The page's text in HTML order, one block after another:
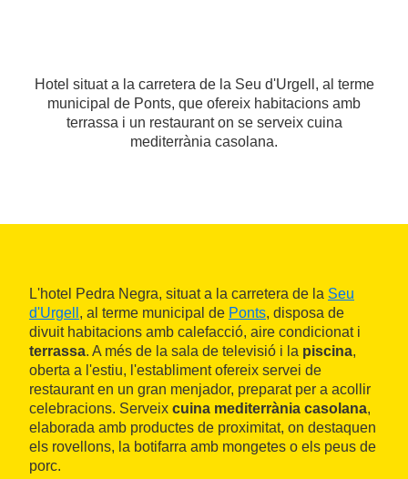
Hotel situat a la carretera de la Seu d'Urgell, al terme
municipal de Ponts, que ofereix habitacions amb
terrassa i un restaurant on se serveix cuina
mediterrània casolana.
L'hotel Pedra Negra, situat a la carretera de la Seu
d'Urgell , al terme municipal de Ponts, disposa de
divuit habitacions amb calefacció, aire condicionat i
terrassa. A més de la sala de televisió i la piscina,
oberta a l'estiu, l'establiment ofereix servei de
restaurant en un gran menjador, preparat per a acollir
celebracions. Serveix cuina mediterrània casolana,
elaborada amb productes de proximitat, on destaquen
els rovellons, la botifarra amb mongetes o els peus de
porc.